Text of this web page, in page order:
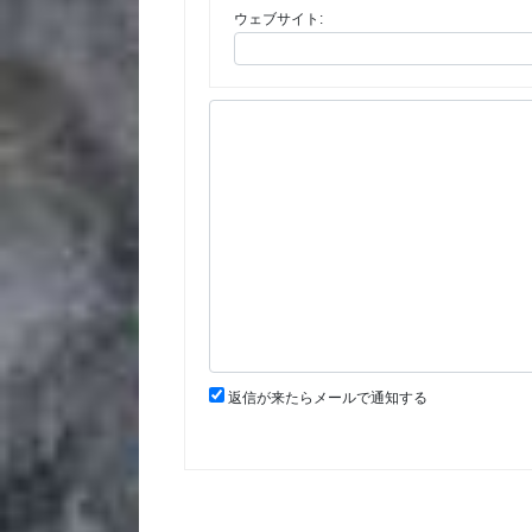
ウェブサイト:
返信が来たらメールで通知する